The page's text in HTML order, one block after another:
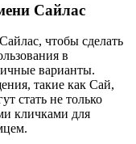
Сайлас
чтобы сделать
в
варианты.
такие как Сай,
стать не только
кличками для